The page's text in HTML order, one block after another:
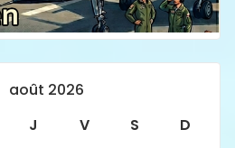
août 2026
J V S
D